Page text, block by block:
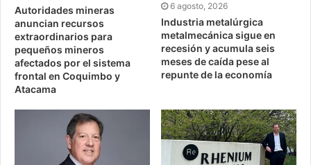
Autoridades mineras
anuncian recursos
extraordinarios para
pequeños mineros
afectados por el sistema
frontal en Coquimbo y
Atacama
6 agosto, 2026
Industria metalúrgica
metalmecánica sigue en
recesión y acumula seis
meses de caída pese al
repunte de la economía